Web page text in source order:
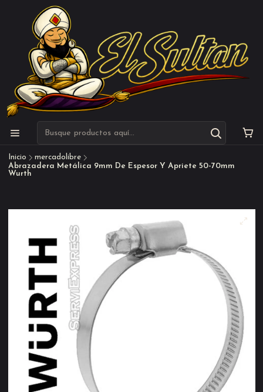
Inicio
mercadolibre
Abrazadera Metálica 9mm De Espesor Y Apriete 50-70mm
Wurth